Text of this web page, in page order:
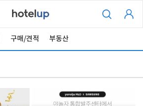
구매/견적 부동산